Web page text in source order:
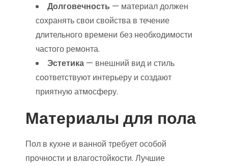
Долговечность — материал должен
сохранять свои свойства в течение
длительного времени без необходимости
частого ремонта.
Эстетика — внешний вид и стиль
соответствуют интерьеру и создают
приятную атмосферу.
Материалы для пола
Пол в кухне и ванной требует особой
прочности и влагостойкости. Лучшие